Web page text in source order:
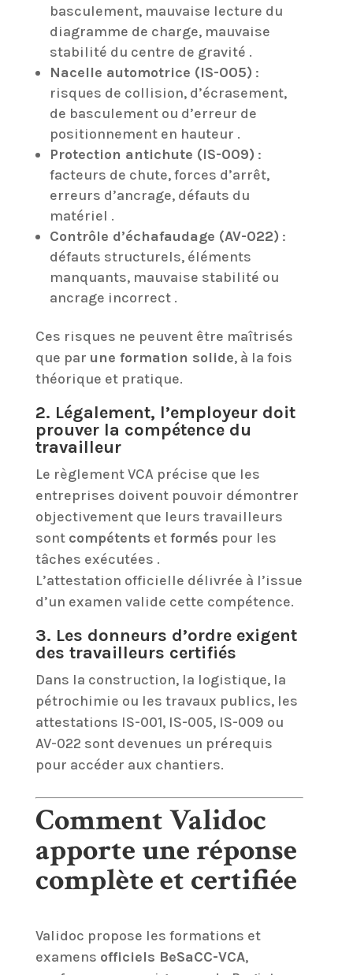
basculement, mauvaise lecture du
diagramme de charge, mauvaise
stabilité du centre de gravité .
Nacelle automotrice (IS-005) :
risques de collision, d’écrasement,
de basculement ou d’erreur de
positionnement en hauteur .
Protection antichute (IS-009) :
facteurs de chute, forces d’arrêt,
erreurs d’ancrage, défauts du
matériel .
Contrôle d’échafaudage (AV-022) :
défauts structurels, éléments
manquants, mauvaise stabilité ou
ancrage incorrect .
Ces risques ne peuvent être maîtrisés
que par une formation solide, à la fois
théorique et pratique.
2. Légalement, l’employeur doit
prouver la compétence du
travailleur
Le règlement VCA précise que les
entreprises doivent pouvoir démontrer
objectivement que leurs travailleurs
sont compétents etformés pour les
tâches exécutées .
L’attestation officielle délivrée à l’issue
d’un examen valide cette compétence.
3. Les donneurs d’ordre exigent
des travailleurs certifiés
Dans la construction, la logistique, la
pétrochimie ou les travaux publics, les
attestations IS-001, IS-005, IS-009 ou
AV-022 sont devenues un prérequis
pour accéder aux chantiers.
Comment Validoc
apporte une réponse
complète et certifiée
Validoc propose les formations et
examens officiels BeSaCC-VCA,